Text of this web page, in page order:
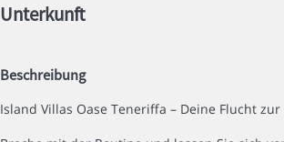
Unterkunft
Beschreibung
Island Villas Oase Teneriffa – Deine Flucht zur